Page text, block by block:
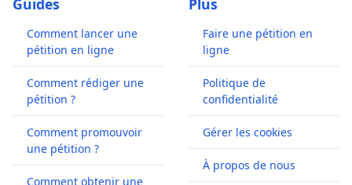
Guides
Comment lancer une
pétition en ligne
Comment rédiger une
pétition ?
Comment promouvoir
une pétition ?
Comment obtenir une
Plus
Faire une pétition en
ligne
Politique de
confidentialité
Gérer les cookies
À propos de nous